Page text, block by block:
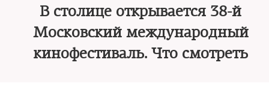
В столице открывается 38-й
Московский международный
кинофестиваль. Что смотреть